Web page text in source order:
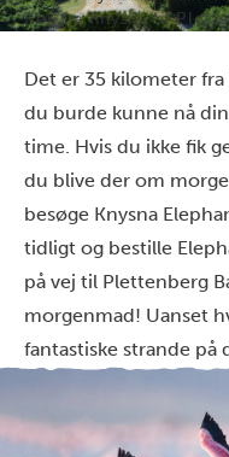
Kør fra Knysna til
Det er 35 kilometer fra
du burde kunne nå
time. Hvis du ikke fik
du blive der om
besøge Knysna
tidligt og bestille
på vej til Plettenberg
morgenmad! Uanset
fantastiske strande på